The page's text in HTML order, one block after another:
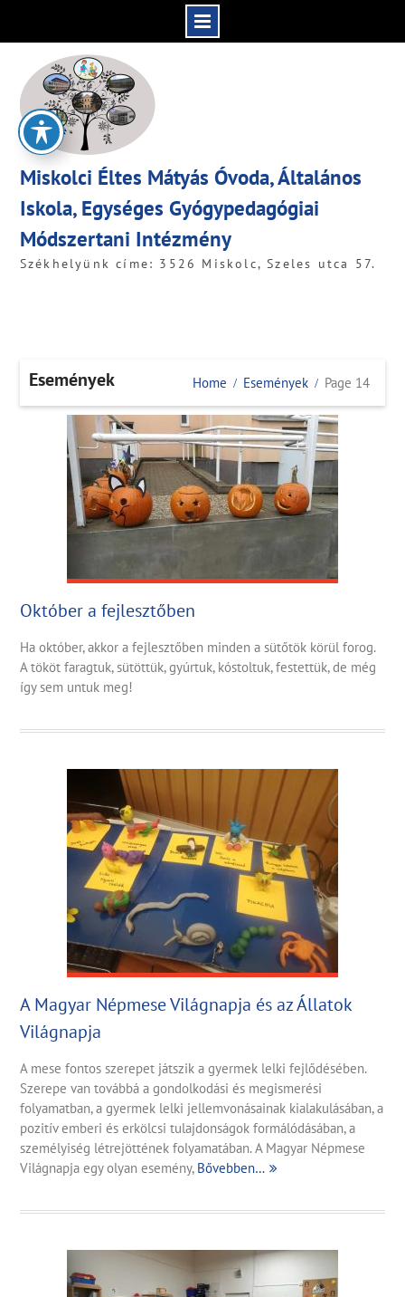
content
Miskolci Éltes Mátyás Óvoda, Általános
Iskola, Egységes Gyógypedagógiai
Módszertani Intézmény
Székhelyünk címe: 3526 Miskolc, Szeles utca 57.
Események Home Események Page 14
Október a fejlesztőben
Ha október, akkor a fejlesztőben minden a sütőtök körül forog.
A tököt faragtuk, sütöttük, gyúrtuk, kóstoltuk, festettük, de még
így sem untuk meg!
A Magyar Népmese Világnapja és az Állatok
Világnapja
A mese fontos szerepet játszik a gyermek lelki fejlődésében.
Szerepe van továbbá a gondolkodási és megismerési
folyamatban, a gyermek lelki jellemvonásainak kialakulásában, a
pozitív emberi és erkölcsi tulajdonságok formálódásában, a
személyiség létrejöttének folyamatában. A Magyar Népmese
Világnapja egy olyan esemény, Bővebben…